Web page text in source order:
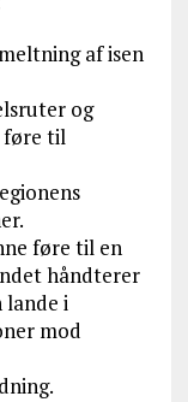
af isen
og
føre til
føre til en
håndterer
i
mod